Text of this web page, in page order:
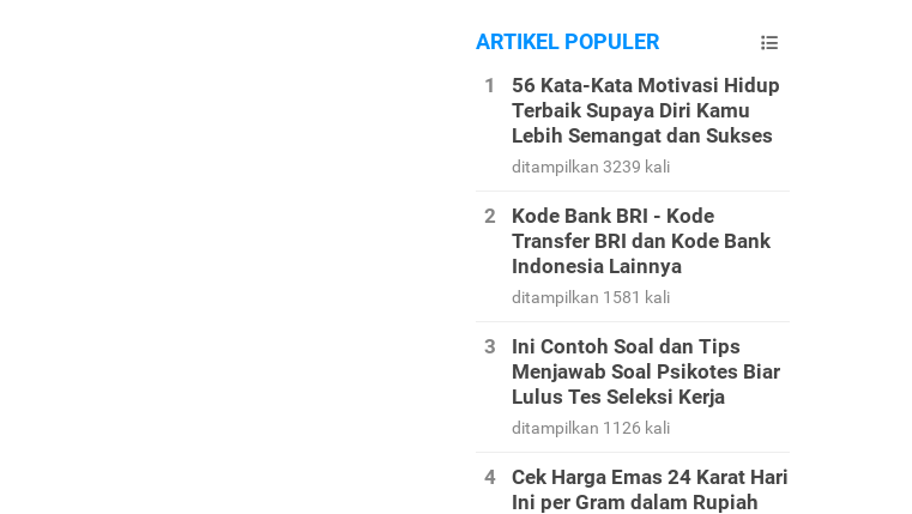
ARTIKEL POPULER
56 Kata-Kata Motivasi Hidup
Terbaik Supaya Diri Kamu
Lebih Semangat dan Sukses
ditampilkan 3239 kali
Kode Bank BRI - Kode
Transfer BRI dan Kode Bank
Indonesia Lainnya
ditampilkan 1581 kali
Ini Contoh Soal dan Tips
Menjawab Soal Psikotes Biar
Lulus Tes Seleksi Kerja
ditampilkan 1126 kali
Cek Harga Emas 24 Karat Hari
Ini per Gram dalam Rupiah